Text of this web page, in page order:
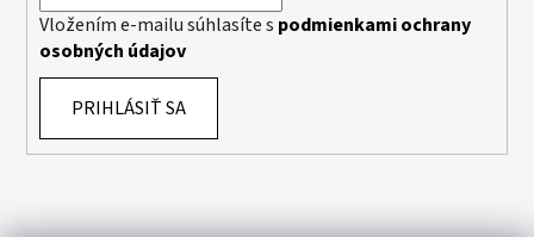
Vložením e-mailu súhlasíte s podmienkami ochrany
osobných údajov
PRIHLÁSIŤ SA